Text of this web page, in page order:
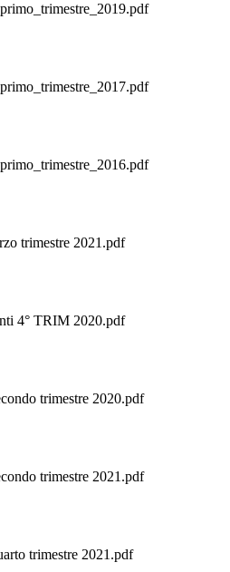
trimestre 2021.pdf
4° TRIM 2020.pdf
trimestre 2020.pdf
trimestre 2021.pdf
trimestre 2021.pdf